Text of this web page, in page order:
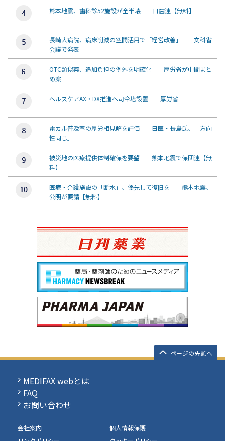
熊本地震、歯科診52施設が全半壊 日歯連【無料】
長崎大病院、病床削減の空間活用で「経営改善」 文科省
会議で発表
OTC類似薬、追加負担の例外を明確化 厚労省が中間まと
め案
ヘルスケアAX・DX推進へ司令塔設置 厚労省
電カル普及率の厚労相見解を評価 日医・長島氏、「方向
性同じ」
被災地の医療提供体制確保を要望 熊本地震で保団連【無
料】
医療・介護施設の「断水」、優先して復旧を 熊本地震、
公明が要請【無料】
ページの先頭へ
MEDIFAX webとは
FAQ
お問い合わせ
会社案内
個人情報保護